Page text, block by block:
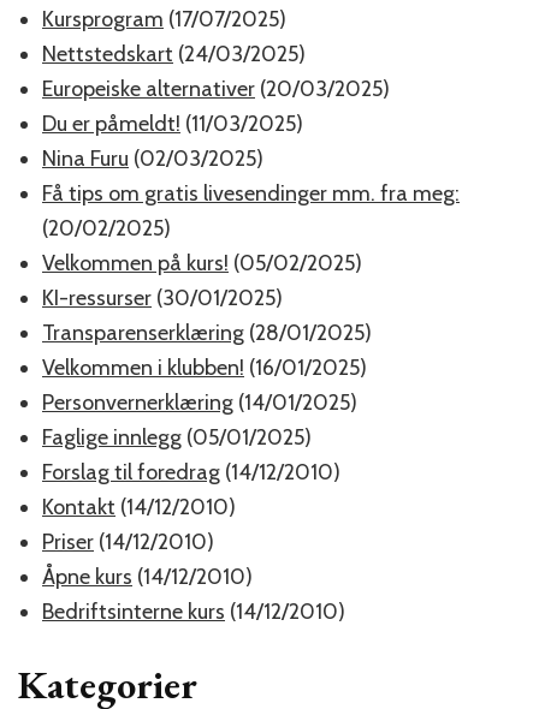
Kursprogram (17/07/2025)
Nettstedskart (24/03/2025)
Europeiske alternativer (20/03/2025)
Du er påmeldt! (11/03/2025)
Nina Furu (02/03/2025)
Få tips om gratis livesendinger mm. fra meg:
(20/02/2025)
Velkommen på kurs! (05/02/2025)
KI-ressurser (30/01/2025)
Transparenserklæring (28/01/2025)
Velkommen i klubben! (16/01/2025)
Personvernerklæring (14/01/2025)
Faglige innlegg (05/01/2025)
Forslag til foredrag (14/12/2010)
Kontakt (14/12/2010)
Priser (14/12/2010)
Åpne kurs (14/12/2010)
Bedriftsinterne kurs (14/12/2010)
Kategorier